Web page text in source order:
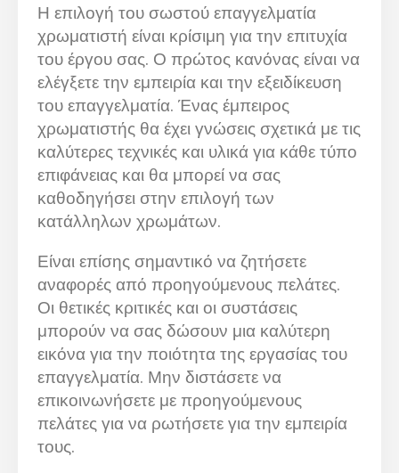
Η επιλογή του σωστού επαγγελματία
χρωματιστή είναι κρίσιμη για την επιτυχία
του έργου σας. Ο πρώτος κανόνας είναι να
ελέγξετε την εμπειρία και την εξειδίκευση
του επαγγελματία. Ένας έμπειρος
χρωματιστής θα έχει γνώσεις σχετικά με τις
καλύτερες τεχνικές και υλικά για κάθε τύπο
επιφάνειας και θα μπορεί να σας
καθοδηγήσει στην επιλογή των
κατάλληλων χρωμάτων.
Είναι επίσης σημαντικό να ζητήσετε
αναφορές από προηγούμενους πελάτες.
Οι θετικές κριτικές και οι συστάσεις
μπορούν να σας δώσουν μια καλύτερη
εικόνα για την ποιότητα της εργασίας του
επαγγελματία. Μην διστάσετε να
επικοινωνήσετε με προηγούμενους
πελάτες για να ρωτήσετε για την εμπειρία
τους.